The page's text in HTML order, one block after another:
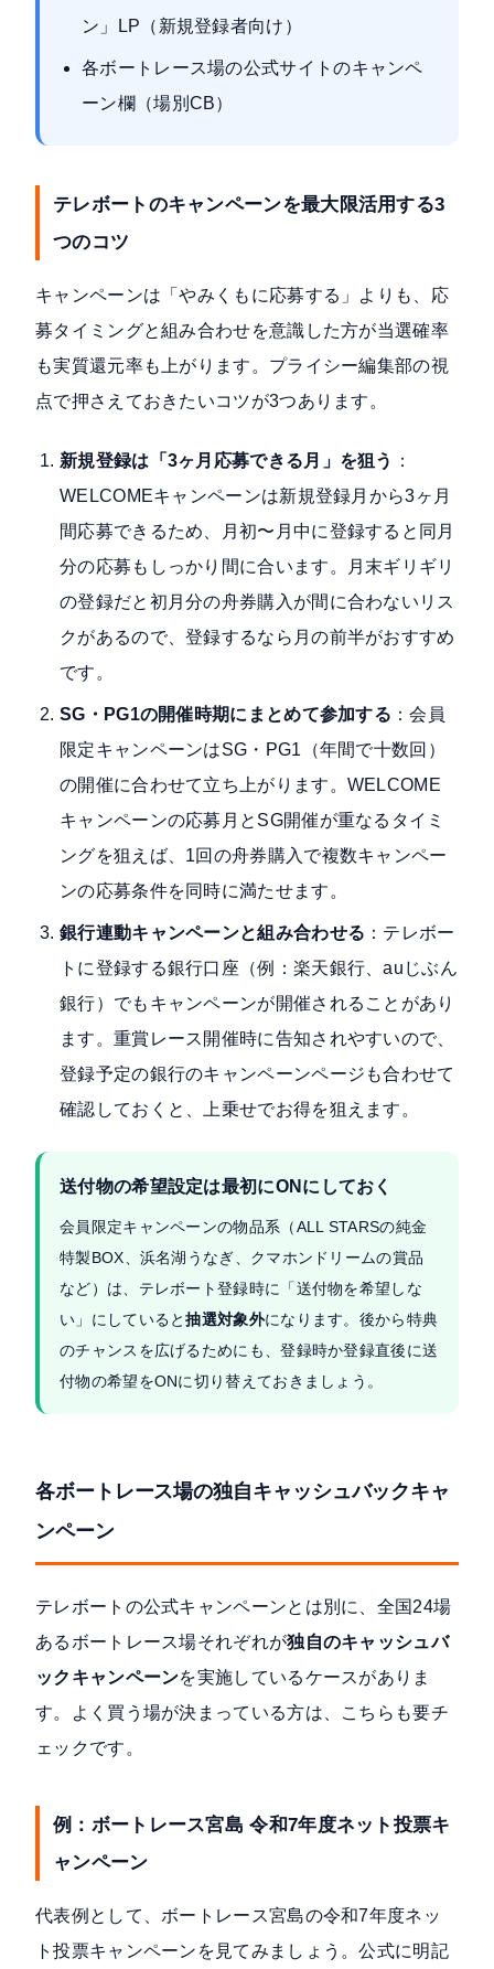
ン」LP（新規登録者向け）
各ボートレース場の公式サイトのキャンペ
ーン欄（場別CB）
テレボートのキャンペーンを最大限活用する3
つのコツ
キャンペーンは「やみくもに応募する」よりも、応
募タイミングと組み合わせを意識した方が当選確率
も実質還元率も上がります。プライシー編集部の視
点で押さえておきたいコツが3つあります。
新規登録は「3ヶ月応募できる月」を狙う
：
WELCOMEキャンペーンは新規登録月から3ヶ月
間応募できるため、月初〜月中に登録すると同月
分の応募もしっかり間に合います。月末ギリギリ
の登録だと初月分の舟券購入が間に合わないリス
クがあるので、登録するなら月の前半がおすすめ
です。
SG・PG1の開催時期にまとめて参加する ：会員
限定キャンペーンはSG・PG1（年間で十数回）
の開催に合わせて立ち上がります。WELCOME
キャンペーンの応募月とSG開催が重なるタイミ
ングを狙えば、1回の舟券購入で複数キャンペー
ンの応募条件を同時に満たせます。
銀行連動キャンペーンと組み合わせる ：テレボー
トに登録する銀行口座（例：楽天銀行、auじぶん
銀行）でもキャンペーンが開催されることがあり
ます。重賞レース開催時に告知されやすいので、
登録予定の銀行のキャンペーンページも合わせて
確認しておくと、上乗せでお得を狙えます。
送付物の希望設定は最初にONにしておく
会員限定キャンペーンの物品系（ALL STARSの純金
特製BOX、浜名湖うなぎ、クマホンドリームの賞品
など）は、テレボート登録時に「送付物を希望しな
い」にしていると抽選対象外になります。後から特典
のチャンスを広げるためにも、登録時か登録直後に送
付物の希望をONに切り替えておきましょう。
各ボートレース場の独自キャッシュバックキャ
ンペーン
テレボートの公式キャンペーンとは別に、全国24場
あるボートレース場それぞれが独自のキャッシュバ
ックキャンペーンを実施しているケースがありま
す。よく買う場が決まっている方は、こちらも要チ
ェックです。
例：ボートレース宮島 令和7年度ネット投票キ
ャンペーン
代表例として、ボートレース宮島の令和7年度ネッ
ト投票キャンペーンを見てみましょう。公式に明記